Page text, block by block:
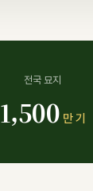
전국 묘지
1,500 만 기